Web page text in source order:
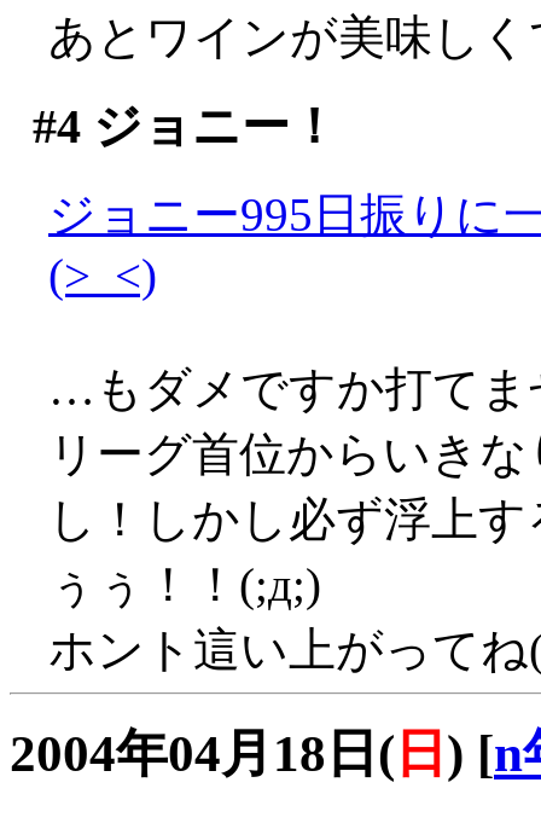
あとワインが美味し
#4ジョニー！
ジョニー995日振りに
(>_<)
…もダメですか打てま
リーグ首位からいき
し！しかし必ず浮上
ぅぅ！！(;д;)
ホント這い上がってね
2004年04月18日( 日 ) [n